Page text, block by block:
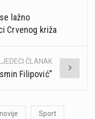
lažno
Crvenog križa
ČLANAK
Filipović”
Sport